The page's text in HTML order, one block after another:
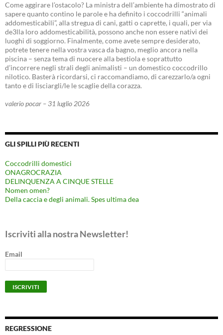
Come aggirare l’ostacolo? La ministra dell’ambiente ha dimostrato di
sapere quanto contino le parole e ha definito i coccodrilli “animali
addomesticabili”, alla stregua di cani, gatti o caprette, i quali, per via
de3lla loro addomesticabilità, possono anche non essere nativi dei
luoghi di soggiorno. Finalmente, come avete sempre desiderato,
potrete tenere nella vostra vasca da bagno, meglio ancora nella
piscina – senza tema di nuocere alla bestiola e soprattutto
d’incorrere negli strali degli animalisti – un domestico coccodrillo
nilotico. Basterà ricordarsi, ci raccomandiamo, di carezzarlo/a ogni
tanto e di lisciargli/le le scaglie della corazza.
valerio pocar – 31 luglio 2026
GLI SPILLI PIÙ RECENTI
Coccodrilli domestici
ONAGROCRAZIA
DELINQUENZA A CINQUE STELLE
Nomen omen?
Della caccia e degli animali. Spes ultima dea
Iscriviti alla nostra Newsletter!
Email
REGRESSIONE